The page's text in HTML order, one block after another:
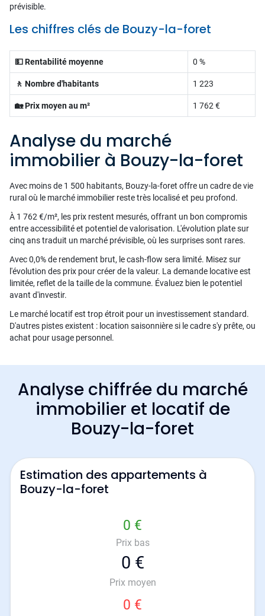
prévisible.
Les chiffres clés de Bouzy-la-foret
💵 Rentabilité moyenne 0 %
🚶 Nombre d'habitants 1 223
🏡 Prix moyen au m² 1 762 €
Analyse du marché
immobilier à Bouzy-la-foret
Avec moins de 1 500 habitants, Bouzy-la-foret offre un cadre de vie
rural où le marché immobilier reste très localisé et peu profond.
À 1 762 €/m², les prix restent mesurés, offrant un bon compromis
entre accessibilité et potentiel de valorisation. L'évolution plate sur
cinq ans traduit un marché prévisible, où les surprises sont rares.
Avec 0,0% de rendement brut, le cash-flow sera limité. Misez sur
l'évolution des prix pour créer de la valeur. La demande locative est
limitée, reflet de la taille de la commune. Évaluez bien le potentiel
avant d'investir.
Le marché locatif est trop étroit pour un investissement standard.
D'autres pistes existent : location saisonnière si le cadre s'y prête, ou
achat pour usage personnel.
Analyse chiffrée du marché
immobilier et locatif de
Bouzy-la-foret
Estimation des appartements à
Bouzy-la-foret
0 €
Prix bas
0 €
Prix moyen
0 €